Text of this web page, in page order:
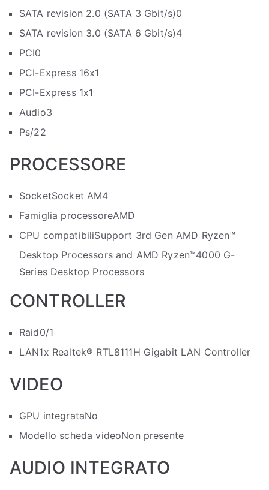
SATA revision 2.0 (SATA 3 Gbit/s)0
SATA revision 3.0 (SATA 6 Gbit/s)4
PCI0
PCI-Express 16x1
PCI-Express 1x1
Audio3
Ps/22
PROCESSORE
SocketSocket AM4
Famiglia processoreAMD
CPU compatibiliSupport 3rd Gen AMD Ryzen™
Desktop Processors and AMD Ryzen™4000 G-
Series Desktop Processors
CONTROLLER
Raid0/1
LAN1x Realtek® RTL8111H Gigabit LAN Controller
VIDEO
GPU integrataNo
Modello scheda videoNon presente
AUDIO INTEGRATO